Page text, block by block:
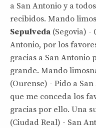
a San Antonio y a
recibidos. Mando
Sepulveda (Segovia) -
Antonio, por los
gracias a San Antonio
grande. Mando
(Ourense) - Pido a
que me conceda los
gracias por ello. Una
(Ciudad Real) - San